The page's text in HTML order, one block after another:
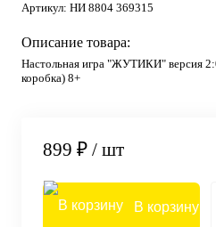
Артикул: НИ 8804 369315
Описание товара:
Настольная игра "ЖУТИКИ" версия
коробка) 8+
899 ₽ / шт
В корзину